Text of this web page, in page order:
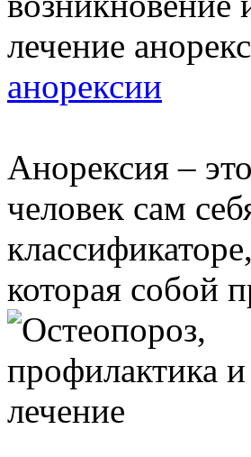
анорексии
Анорексия –
человек сам
которая собой